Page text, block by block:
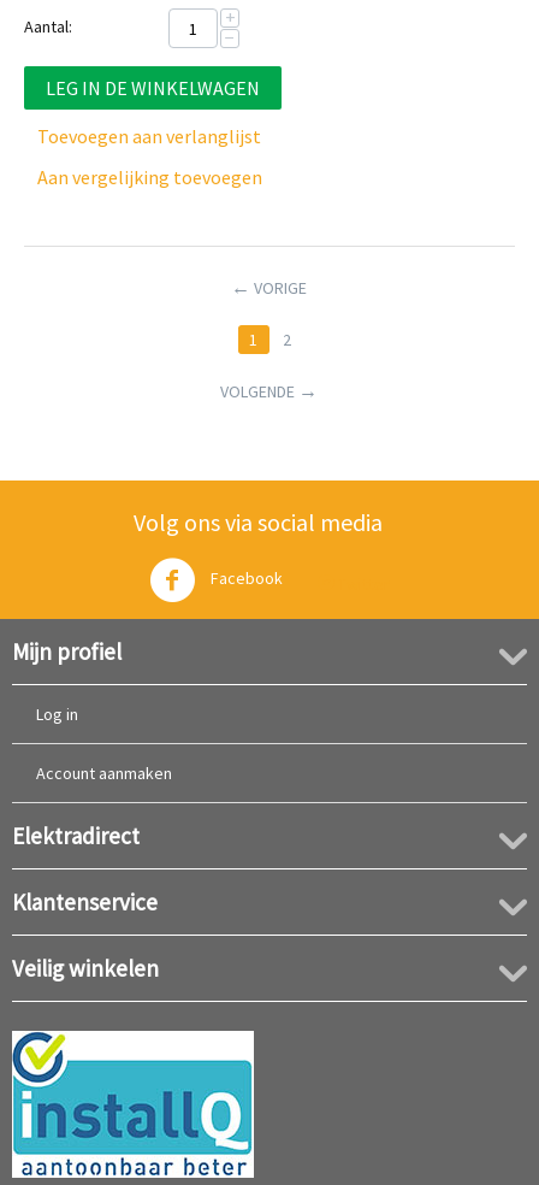
Aantal:
+
−
LEG IN DE WINKELWAGEN
Toevoegen aan verlanglijst
Aan vergelijking toevoegen
VORIGE
1 2
VOLGENDE
Volg ons via social media
Facebook
Mijn profiel
Log in
Account aanmaken
Elektradirect
Klantenservice
Veilig winkelen